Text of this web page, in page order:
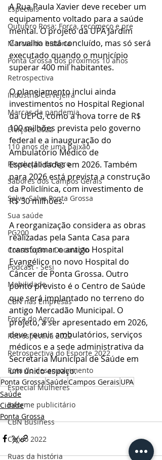
Especiais
Outubro Rosa: Força, recomeço e pre
Marcas da história
Ponta Grossa dos próximos 10 anos
Retrospectiva
Indústria Cervejeira
Marcas da pandemia
Eleições 2022
110 anos de uma paixão
Revolução do Agro
Sabores dos Campos Gerais
Salva, Salve Ponta Grossa
Sua saúde
PG200
Construção e Decoração
Podcast - Sesi
Mobilidade
CBN nas Empresas
Força do Agro
Retrospectiva 2022
Retrospectiva do Esporte 2022
Rota do desenvolvimento
Especial Mulheres
Informe publicitário
CBN Business
Censo 2022
Ruas da história
A Rua Paula Xavier deve receber um
equipamento voltado para a saúde
mental. O projeto da UPA Jardim
Carvalho está concluído, mas só será
executado quando o município
superar 400 mil habitantes.
O planejamento inclui ainda
investimentos no Hospital Regional
da UEPG, como a nova torre de R$
100 milhões prevista pelo governo
federal e a inauguração do
Ambulatório Médico de
Especialidades em 2026. Também
para 2026 está prevista a construção
da Policlínica, com investimento de
R$ 30 milhões.
A reorganização considera as obras
realizadas pela Santa Casa para
transformar o antigo Hospital
Evangélico no novo Hospital do
Câncer de Ponta Grossa. Outro
ponto previsto é o Centro de Saúde
que será implantado no terreno do
antigo Mercadão Municipal. O
projeto, a ser apresentado em 2026,
deve reunir ambulatórios, serviços
médicos e a sede administrativa da
Secretaria Municipal de Saúde em
um único espaço.
Ponta GrossaSaúdeCampos Gerais UPA
Saúde
Cidade
Ponta Grossa